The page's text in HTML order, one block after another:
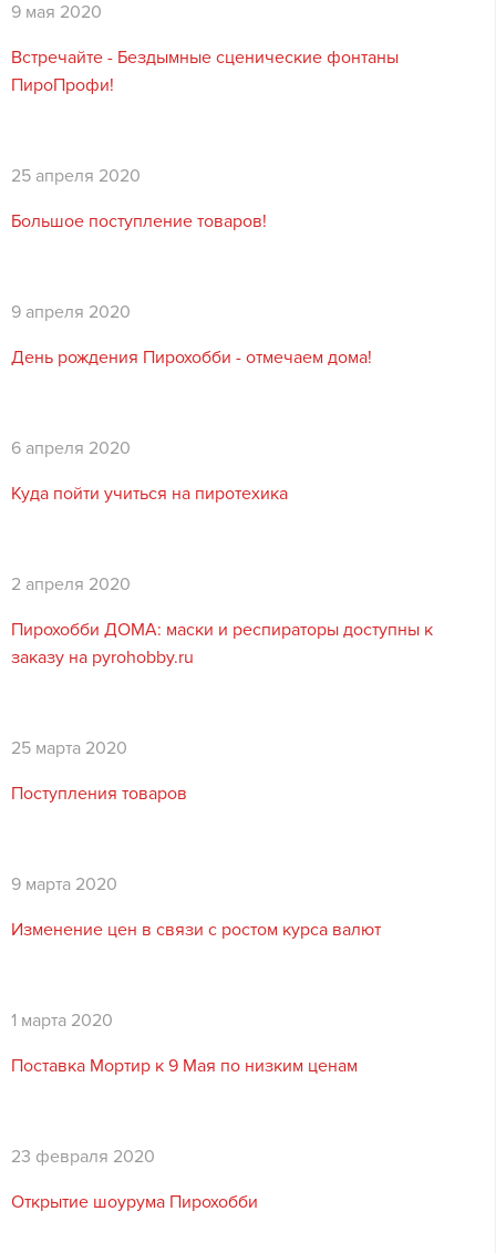
9 мая 2020
Встречайте - Бездымные сценические фонтаны
ПироПрофи!
25 апреля 2020
Большое поступление товаров!
9 апреля 2020
День рождения Пирохобби - отмечаем дома!
6 апреля 2020
Куда пойти учиться на пиротехика
2 апреля 2020
Пирохобби ДОМА: маски и респираторы доступны к
заказу на pyrohobby.ru
25 марта 2020
Поступления товаров
9 марта 2020
Изменение цен в связи с ростом курса валют
1 марта 2020
Поставка Мортир к 9 Мая по низким ценам
23 февраля 2020
Открытие шоурума Пирохобби